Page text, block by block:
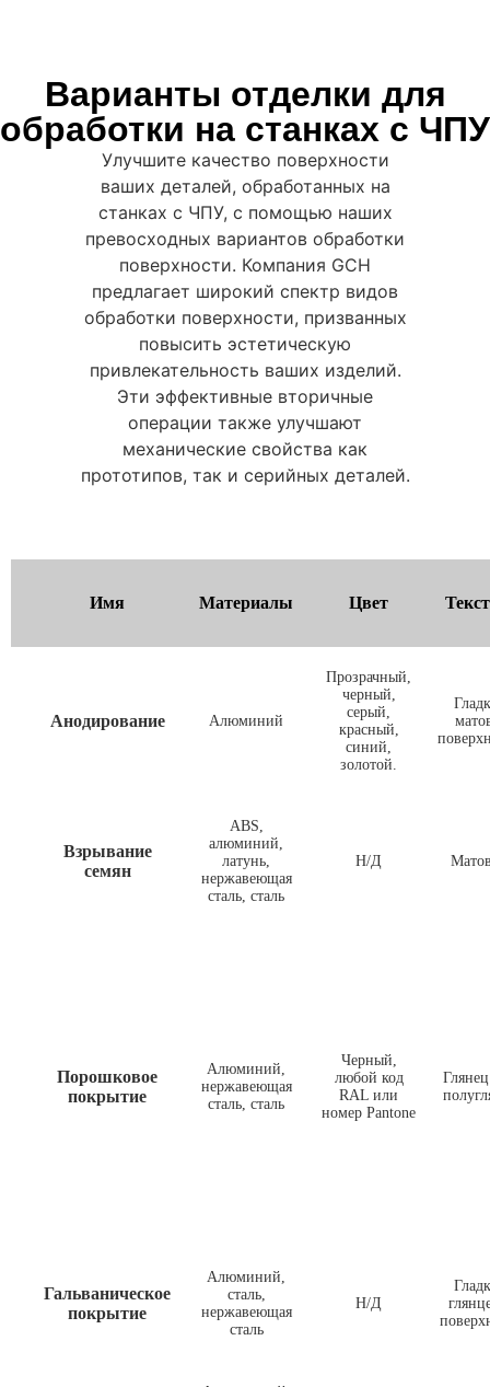
Варианты отделки для
обработки на станках с ЧПУ
Улучшите качество поверхности
ваших деталей, обработанных на
станках с ЧПУ, с помощью наших
превосходных вариантов обработки
поверхности. Компания GCH
предлагает широкий спектр видов
обработки поверхности, призванных
повысить эстетическую
привлекательность ваших изделий.
Эти эффективные вторичные
операции также улучшают
механические свойства как
прототипов, так и серийных деталей.
Имя Материалы Цвет
Анодирование Алюминий
Прозрачный,
черный,
серый,
красный,
синий,
золотой.
Взрывание
семян
ABS,
алюминий,
латунь,
нержавеющая
сталь, сталь
Н/Д
Порошковое
покрытие
Алюминий,
нержавеющая
сталь, сталь
Черный,
любой код
RAL или
номер Pantone
Гальваническое
покрытие
Алюминий,
сталь,
нержавеющая
сталь
Н/Д